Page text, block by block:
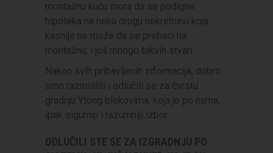
montažnu kuću mora da se podigne
hipoteka na neku drugu nekretninu koja
kasnije ne može da se prebaci na
montažnu, i još mnogo takvih stvari.
Nakon svih pribavljenih informacija, dobro
smo razmislili i odlučili se za čvrstu
gradnju Ytong blokovima, koja je po nama,
ipak sigurniji i razumniji izbor.
ODLUČILI STE SE ZA IZGRADNJU PO